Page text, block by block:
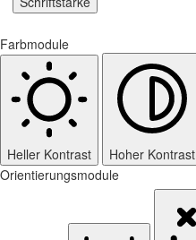
Farbmodule
Heller Kontrast Hoher Kontrast
Orientierungsmodule